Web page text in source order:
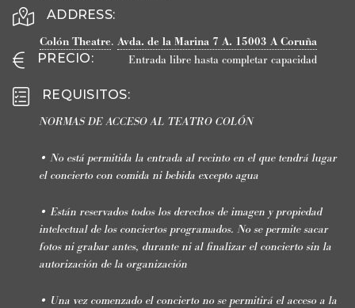
ADDRESS:
Colón Theatre. Avda. de la Marina 7 A. 15003 A Coruña
PRECIO: Entrada libre hasta completar capacidad
REQUISITOS:
NORMAS DE ACCESO AL TEATRO COLÓN
• No está permitida la entrada al recinto en el que tendrá lugar
el concierto con comida ni bebida excepto agua
• Están reservados todos los derechos de imagen y propiedad
intelectual de los conciertos programados. No se permite sacar
fotos ni grabar antes, durante ni al finalizar el concierto sin la
autorización de la organización
• Una vez comenzado el concierto no se permitirá el acceso a la